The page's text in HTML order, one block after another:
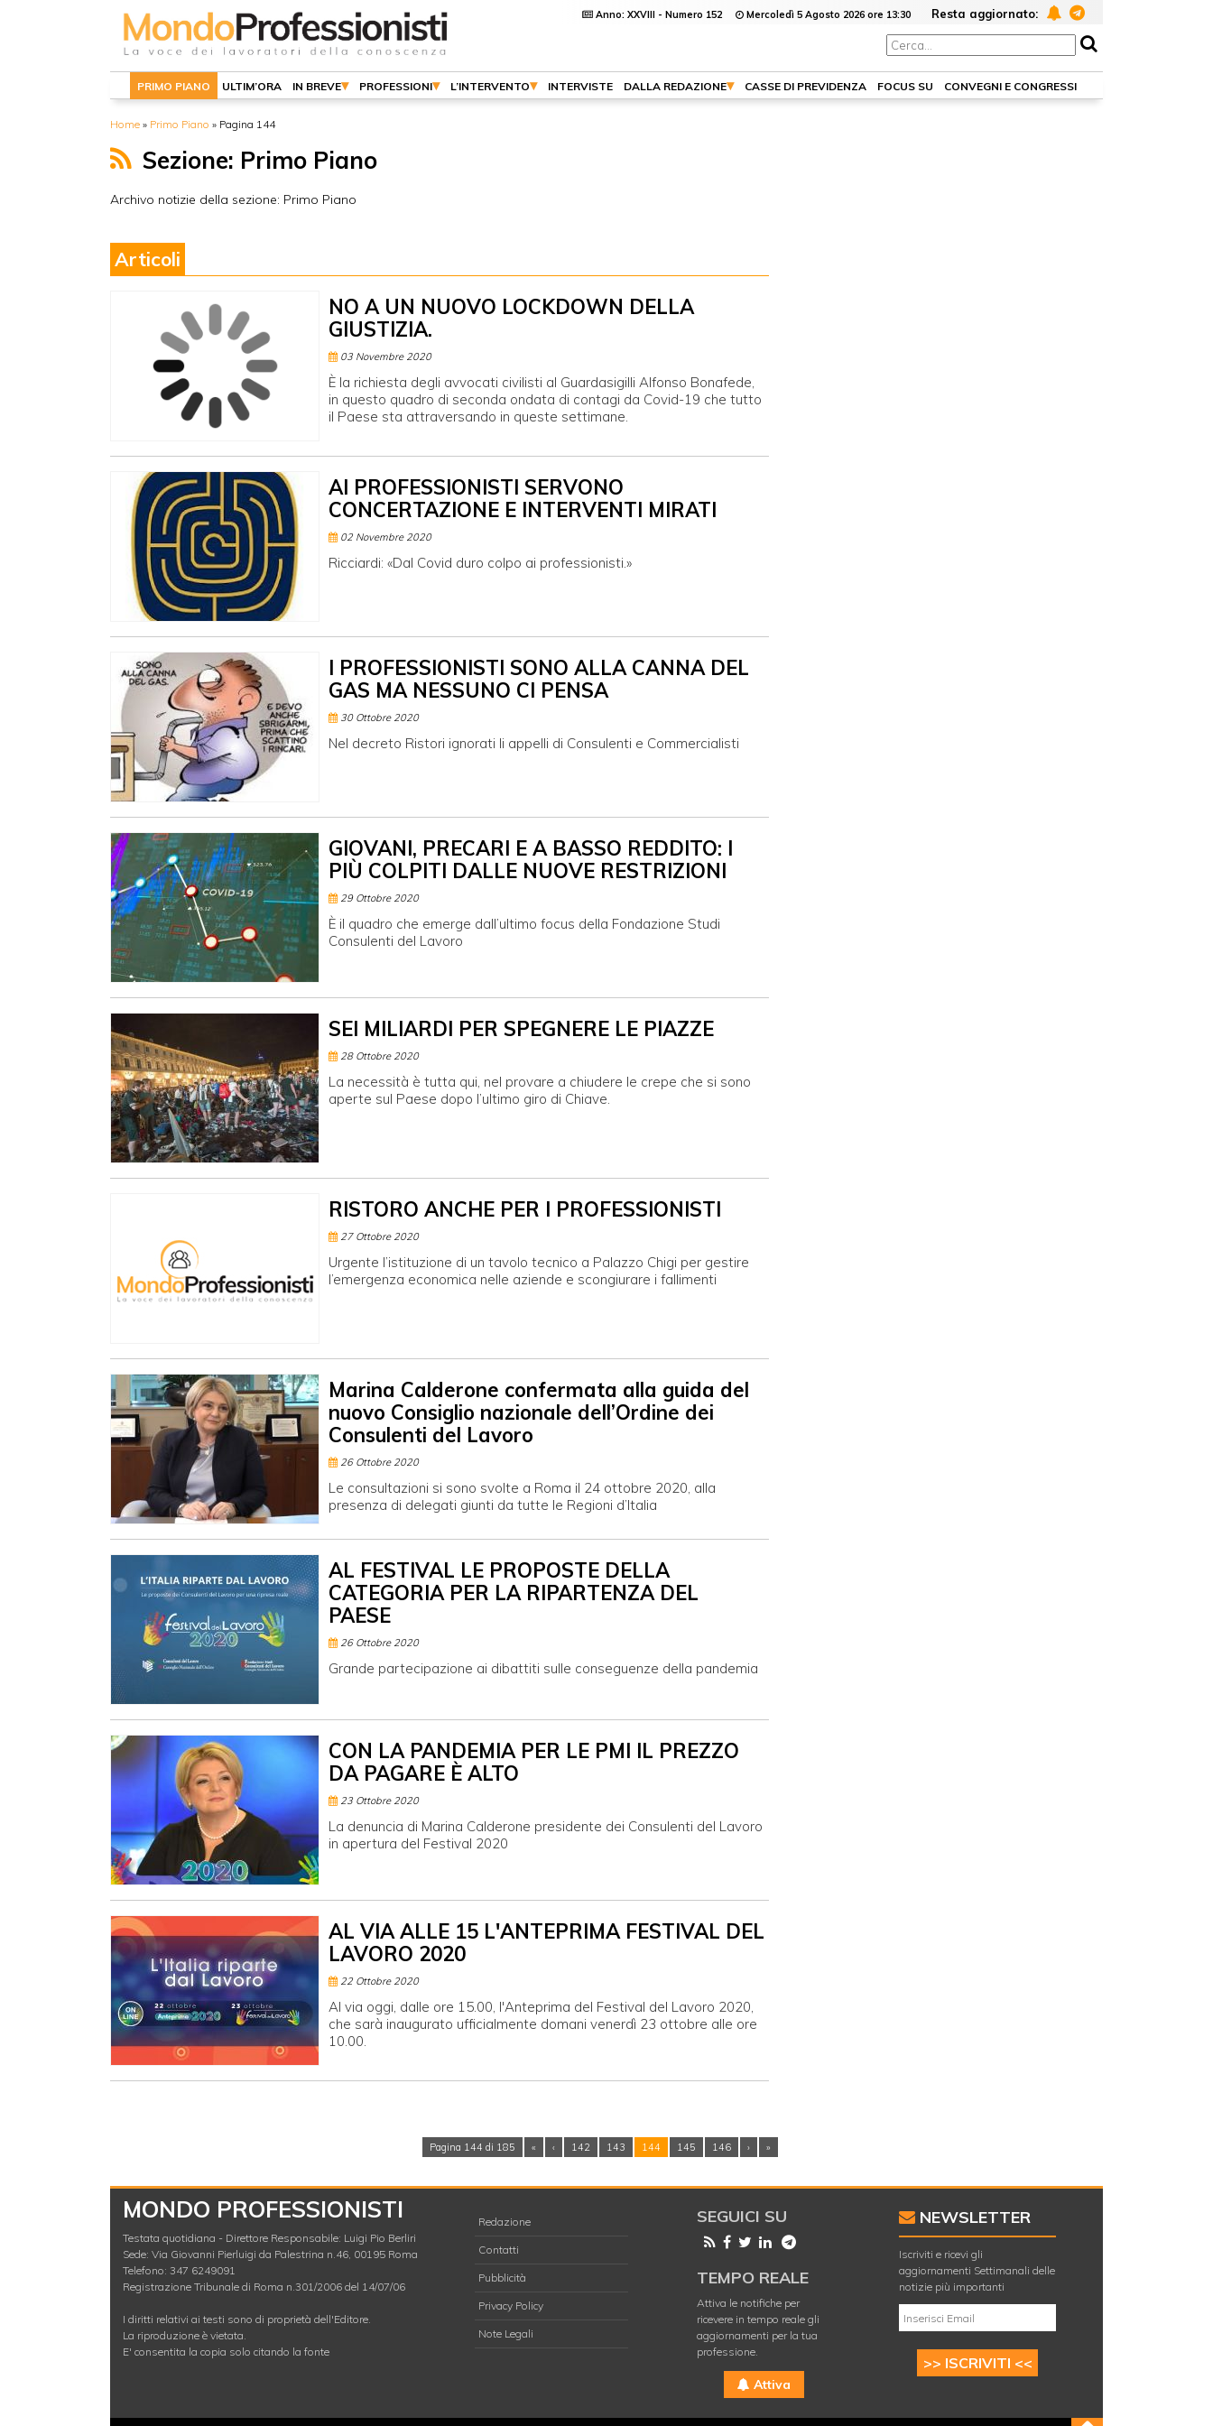
Anno: XXVIII - Numero 152 Mercoledì 5 Agosto 2026 ore 13:30 Resta aggiornato:
PRIMO PIANO ULTIM’ORA IN BREVE PROFESSIONI L’INTERVENTO INTERVISTE DALLA REDAZIONE CASSE DI PREVIDENZA FOCUS SU CONVEGNI E CONGRESSI
Home » Primo Piano » Pagina 144
Sezione: Primo Piano
Archivo notizie della sezione: Primo Piano
Articoli
NO A UN NUOVO LOCKDOWN DELLA
GIUSTIZIA.
03 Novembre 2020
È la richiesta degli avvocati civilisti al Guardasigilli Alfonso Bonafede,
in questo quadro di seconda ondata di contagi da Covid-19 che tutto
il Paese sta attraversando in queste settimane.
AI PROFESSIONISTI SERVONO
CONCERTAZIONE E INTERVENTI MIRATI
02 Novembre 2020
Ricciardi: «Dal Covid duro colpo ai professionisti.»
I PROFESSIONISTI SONO ALLA CANNA DEL
GAS MA NESSUNO CI PENSA
30 Ottobre 2020
Nel decreto Ristori ignorati li appelli di Consulenti e Commercialisti
GIOVANI, PRECARI E A BASSO REDDITO: I
PIÙ COLPITI DALLE NUOVE RESTRIZIONI
29 Ottobre 2020
È il quadro che emerge dall’ultimo focus della Fondazione Studi
Consulenti del Lavoro
SEI MILIARDI PER SPEGNERE LE PIAZZE
28 Ottobre 2020
La necessità è tutta qui, nel provare a chiudere le crepe che si sono
aperte sul Paese dopo l’ultimo giro di Chiave.
RISTORO ANCHE PER I PROFESSIONISTI
27 Ottobre 2020
Urgente l’istituzione di un tavolo tecnico a Palazzo Chigi per gestire
l’emergenza economica nelle aziende e scongiurare i fallimenti
Marina Calderone confermata alla guida del
nuovo Consiglio nazionale dell’Ordine dei
Consulenti del Lavoro
26 Ottobre 2020
Le consultazioni si sono svolte a Roma il 24 ottobre 2020, alla
presenza di delegati giunti da tutte le Regioni d’Italia
AL FESTIVAL LE PROPOSTE DELLA
CATEGORIA PER LA RIPARTENZA DEL
PAESE
26 Ottobre 2020
Grande partecipazione ai dibattiti sulle conseguenze della pandemia
CON LA PANDEMIA PER LE PMI IL PREZZO
DA PAGARE È ALTO
23 Ottobre 2020
La denuncia di Marina Calderone presidente dei Consulenti del Lavoro
in apertura del Festival 2020
AL VIA ALLE 15 L'ANTEPRIMA FESTIVAL DEL
LAVORO 2020
22 Ottobre 2020
Al via oggi, dalle ore 15.00, l'Anteprima del Festival del Lavoro 2020,
che sarà inaugurato ufficialmente domani venerdì 23 ottobre alle ore
10.00.
Pagina 144 di 185 « ‹ 142 143 144 145 146 › »
MONDO PROFESSIONISTI
Testata quotidiana - Direttore Responsabile: Luigi Pio Berliri
Sede: Via Giovanni Pierluigi da Palestrina n.46, 00195 Roma
Telefono: 347 6249091
Registrazione Tribunale di Roma n.301/2006 del 14/07/06
I diritti relativi ai testi sono di proprietà dell'Editore.
La riproduzione è vietata.
E' consentita la copia solo citando la fonte
Redazione
Contatti
Pubblicità
Privacy Policy
Note Legali
SEGUICI SU
TEMPO REALE
Attiva le notifiche per
ricevere in tempo reale gli
aggiornamenti per la tua
professione.
Attiva
NEWSLETTER
Iscriviti e ricevi gli
aggiornamenti Settimanali delle
notizie più importanti
>> ISCRIVITI <<